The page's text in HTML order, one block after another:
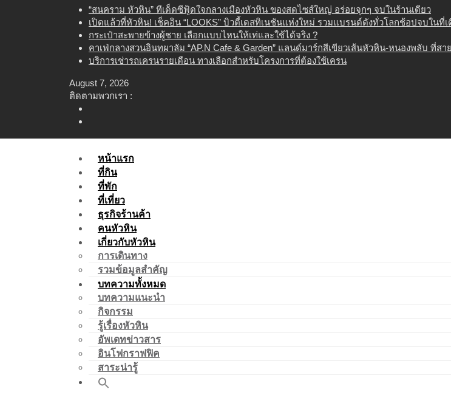
“สนคราม หัวหิน” ทีเด็ดซีฟู้ดใจกลางเมืองหัวหิน ของสดไซส์ใหญ่ อร่อยจุกๆ จบในร้านเดียว
เปิดแล้วที่หัวหิน! เช็คอิน “LOOKS” บิวตี้เดสทิเนชันแห่งใหม่ รวมแบรนด์ดังทั่วโลกช้อปจบในที่เ
กระเป๋าสะพายข้างผู้ชาย เลือกแบบไหนให้เท่และใช้ได้จริง ?
คาเฟ่กลางสวนอินทผาลัม “AP.N Cafe & Garden” แลนด์มาร์กสีเขียวเส้นหัวหิน-หนองพลับ ที่ส
บริการเช่ารถเครนรายเดือน ทางเลือกสำหรับโครงการที่ต้องใช้เครน
August 7, 2026
ติดตามพวกเรา :
หน้าแรก
ที่กิน
ที่พัก
ที่เที่ยว
ธุรกิจร้านค้า
คนหัวหิน
เกี่ยวกับหัวหิน
การเดินทาง
รวมข้อมูลสำคัญ
บทความทั้งหมด
บทความแนะนำ
กิจกรรม
รู้เรื่องหัวหิน
อัพเดทข่าวสาร
อินโฟกราฟฟิค
สาระน่ารู้